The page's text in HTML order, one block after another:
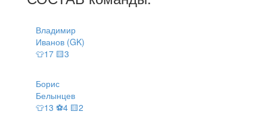
Владимир
Иванов (GK)
👕17 🟨3
Борис
Белынцев
👕13 ⚽4 🟨2